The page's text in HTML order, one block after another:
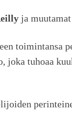
ja
toimintansa
joka tuhoaa